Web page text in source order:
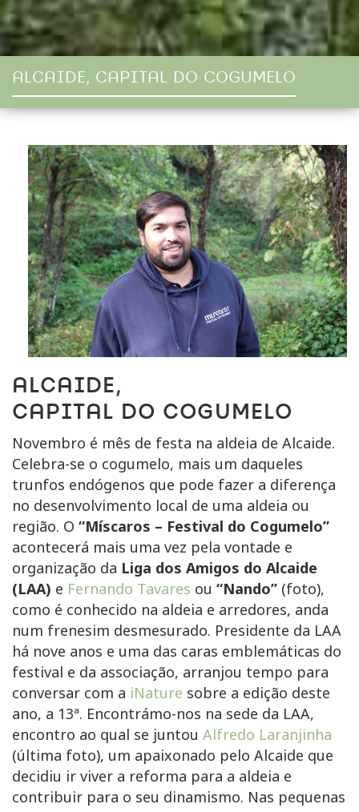
ALCAIDE, CAPITAL DO COGUMELO
ALCAIDE,
CAPITAL DO COGUMELO
Novembro é mês de festa na aldeia de Alcaide.
Celebra-se o cogumelo, mais um daqueles
trunfos endógenos que pode fazer a diferença
no desenvolvimento local de uma aldeia ou
região. O “Míscaros – Festival do Cogumelo”
acontecerá mais uma vez pela vontade e
organização da Liga dos Amigos do Alcaide
(LAA) e Fernando Tavares ou “Nando” (foto),
como é conhecido na aldeia e arredores, anda
num frenesim desmesurado. Presidente da LAA
há nove anos e uma das caras emblemáticas do
festival e da associação, arranjou tempo para
conversar com a iNature sobre a edição deste
ano, a 13ª. Encontrámo-nos na sede da LAA,
encontro ao qual se juntou Alfredo Laranjinha
(última foto), um apaixonado pelo Alcaide que
decidiu ir viver a reforma para a aldeia e
contribuir para o seu dinamismo. Nas pequenas